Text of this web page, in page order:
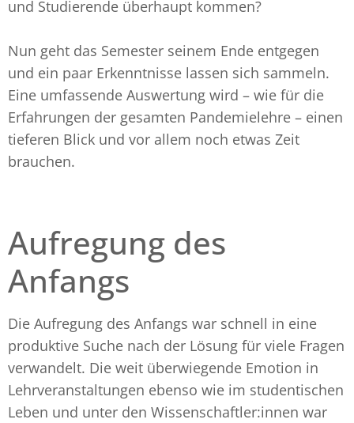
und Studierende überhaupt kommen?
Nun geht das Semester seinem Ende entgegen
und ein paar Erkenntnisse lassen sich sammeln.
Eine umfassende Auswertung wird – wie für die
Erfahrungen der gesamten Pandemielehre – einen
tieferen Blick und vor allem noch etwas Zeit
brauchen.
Aufregung des
Anfangs
Die Aufregung des Anfangs war schnell in eine
produktive Suche nach der Lösung für viele Fragen
verwandelt. Die weit überwiegende Emotion in
Lehrveranstaltungen ebenso wie im studentischen
Leben und unter den Wissenschaftler:innen war